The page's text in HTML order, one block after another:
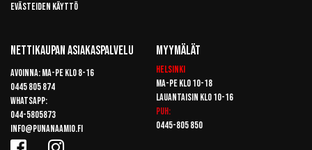
Evästeiden käyttö
Nettikaupan Asiakaspalvelu
Avoinna: Ma-pe klo 8-16
0445 805 874
Whatsapp:
044-5805873
info@punanaamio.fi
Myymälät
Helsinki
Ma-pe klo 10-18
Lauantaisin klo 10-16
Puh:
0445-805 850